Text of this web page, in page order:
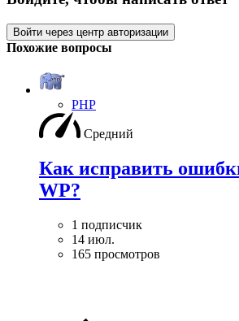
Войти через центр авторизации
Похожие вопросы
PHP
Средний
Как исправить
WP?
1 подписчик
14 июл.
165 просмотров